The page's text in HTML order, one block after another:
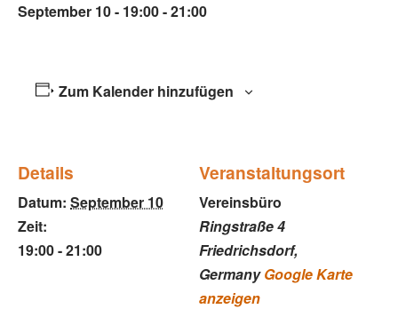
September 10 - 19:00-21:00
Zum Kalender hinzufügen
Details
Datum: September 10
Zeit:
19:00 - 21:00
Veranstaltungsort
Vereinsbüro
Ringstraße 4
Friedrichsdorf,
Germany Google Karte
anzeigen